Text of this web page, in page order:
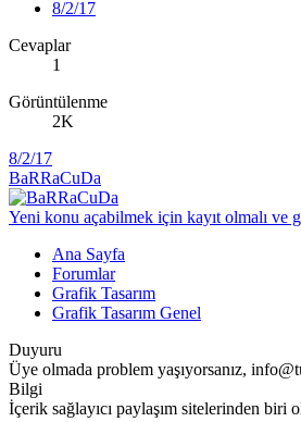
8/2/17
Cevaplar
1
Görüntülenme
2K
8/2/17
BaRRaCuDa
Yeni konu açabilmek için kayıt olmalı ve
Ana Sayfa
Forumlar
Grafik Tasarım
Grafik Tasarım Genel
Duyuru
Üye olmada problem yaşıyorsanız,
Bilgi
İçerik sağlayıcı paylaşım sitelerinden